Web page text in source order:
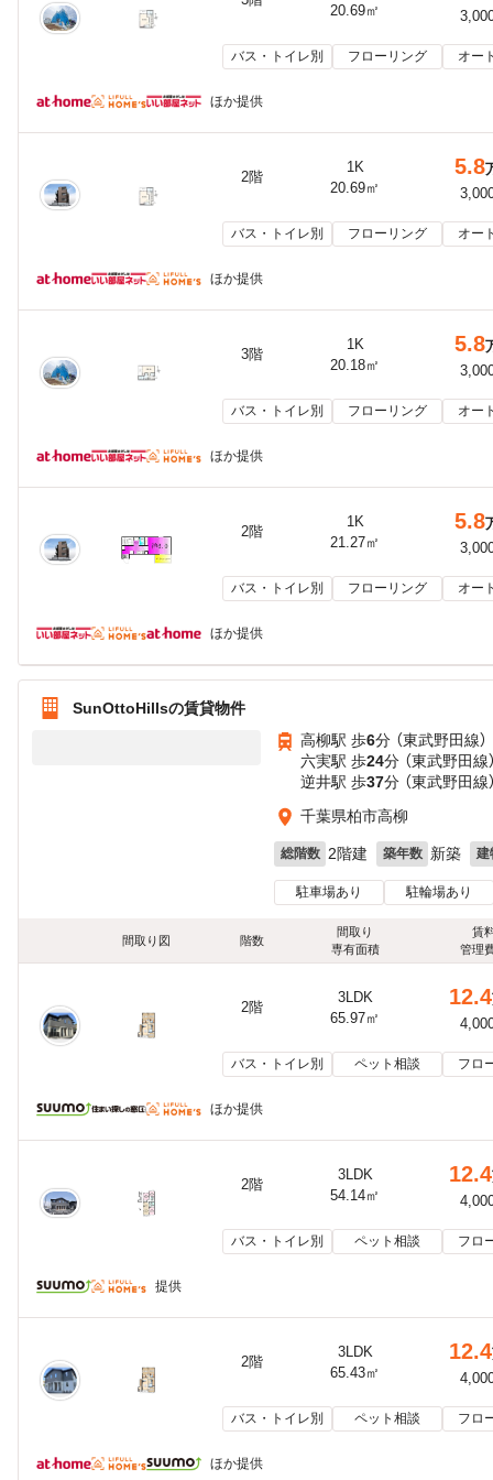
20.69㎡
バス・トイレ別 フローリング オー
ほか提供
2階
1K
20.69㎡
5.8
バス・トイレ別 フローリング オー
ほか提供
3階
1K
20.18㎡
5.8
バス・トイレ別 フローリング オー
ほか提供
2階
1K
21.27㎡
5.8
バス・トイレ別 フローリング オー
ほか提供
SunOttoHillsの賃貸物件
高柳駅 歩6分 （東武野田線）
六実駅 歩24分 （東武野田線
逆井駅 歩37分 （東武野田線
千葉県柏市高柳
総階数 2階建 築年数 新築 建
駐車場あり 駐輪場あり
間取り図 階数
間取り
専有面積
賃
管理
2階
3LDK
65.97㎡
12.4
バス・トイレ別 ペット相談 フロ
ほか提供
2階
3LDK
54.14㎡
12.4
バス・トイレ別 ペット相談 フロ
提供
2階
3LDK
65.43㎡
12.4
バス・トイレ別 ペット相談 フロ
ほか提供